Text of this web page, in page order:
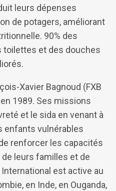
leurs dépenses
de potagers, améliorant
90% des
et des douches
Xavier Bagnoud (FXB
1989. Ses missions
et le sida en venant à
enfants vulnérables
renforcer les capacités
leurs familles et de
est active au
en Inde, en Ouganda,